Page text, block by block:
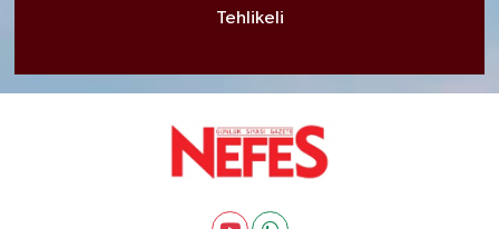
Tehlikeli